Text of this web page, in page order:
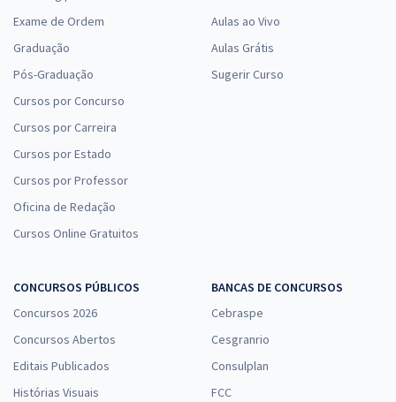
Exame de Ordem
Graduação
Pós-Graduação
Cursos por Concurso
Cursos por Carreira
Cursos por Estado
Cursos por Professor
Oficina de Redação
Cursos Online Gratuitos
Aulas ao Vivo
Aulas Grátis
Sugerir Curso
CONCURSOS PÚBLICOS
Concursos 2026
Concursos Abertos
Editais Publicados
Histórias Visuais
BANCAS DE CONCURSOS
Cebraspe
Cesgranrio
Consulplan
FCC